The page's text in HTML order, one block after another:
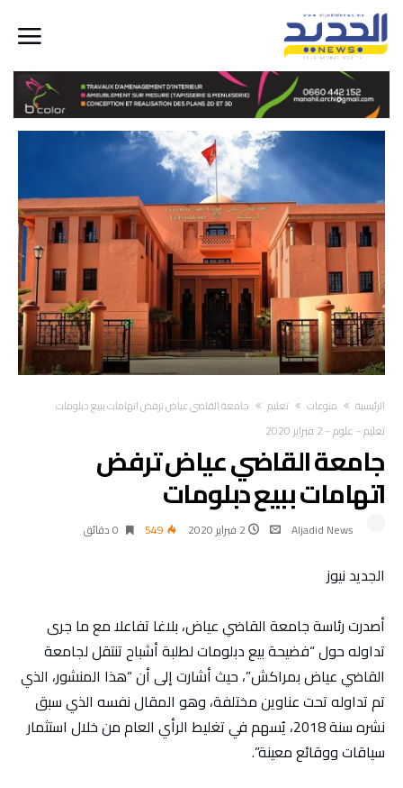
‫الرئيسية‬ منوعات تعليم جامعة القاضي عياض ترفض اتهامات ببيع دبلومات
تعليم- علوم- 2 فبراير 2020
جامعة القاضي عياض ترفض
اتهامات ببيع دبلومات
Aljadid News 2 فبراير 2020 549 0 ‫دقائق‬
الجديد نيوز
أصدرت رئاسة جامعة القاضي عياض، بلاغا تفاعلا مع ما جرى
تداوله حول “فضيحة بيع دبلومات لطلبة أشباح تنتقل لجامعة
القاضي عياض بمراكش”، حيث أشارت إلى أن “هذا المنشور، الذي
تم تداوله تحت عناوين مختلفة، وهو المقال نفسه الذي سبق
نشره سنة 2018، يُسهم في تغليط الرأي العام من خلال استثمار
سياقات ووقائع معينة”.